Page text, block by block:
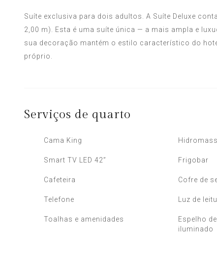
Suíte exclusiva para dois adultos. A Suíte Deluxe
2,00 m). Esta é uma suíte única — a mais ampla e
sua decoração mantém o estilo característico do
próprio.
Serviços de quarto
Cama King
Smart TV LED 42” Frigobar
Cafeteira Cofre de
Telefone Luz de
Toalhas e amenidades
Espelho
iluminado